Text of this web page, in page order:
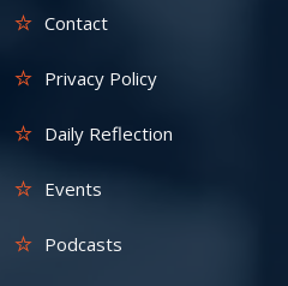
Contact
Privacy Policy
Daily Reflection
Events
Podcasts